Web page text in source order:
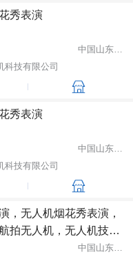
秀表演
中国山东省潍坊市
科技有限公司
秀表演
中国山东省潍坊市
科技有限公司
，无人机烟花秀表演，
拍无人机，无人机技
，无人机策划方案
中国山东省潍坊市